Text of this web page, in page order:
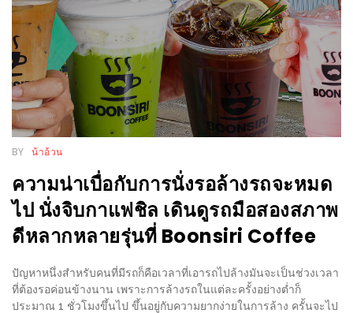
กระทะ
ทั่ว
เชียงใหม่
TOP30
ราคา
ไม่
200
บาท
รีวิว
กับ
วงใน
BY น้าอ้วน
ความน่าเบื่อกับการนั่งรอล้างรถจะหมด
ไป นั่งจิบกาแฟชิล เดินดูรถมือสองสภาพ
ดีหลากหลายรุ่นที่ Boonsiri Coffee
ปัญหาหนึ่งสำหรับคนที่มีรถก็คือเวลาที่เอารถไปล้างมันจะเป็นช่วงเวลา
ที่ต้องรอค่อนข้างนาน เพราะการล้างรถในแต่ละครั้งอย่างต่ำก็
ประมาณ 1 ชั่วโมงขึ้นไป ขึ้นอยู่กับความยากง่ายในการล้าง ครั้นจะไป